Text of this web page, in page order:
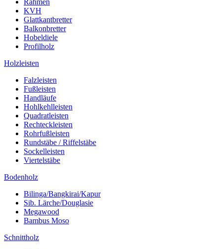
KVH
Glattkantbretter
Balkonbretter
Hobeldiele
Profilholz
Holzleisten
Falzleisten
Fußleisten
Handläufe
Hohlkehlleisten
Quadratleisten
Rechteckleisten
Rohrfußleisten
Rundstäbe / Riffelstäbe
Sockelleisten
Viertelstäbe
Bodenholz
Bilinga/Bangkirai/Kapur
Sib. Lärche/Douglasie
Megawood
Bambus Moso
Schnittholz